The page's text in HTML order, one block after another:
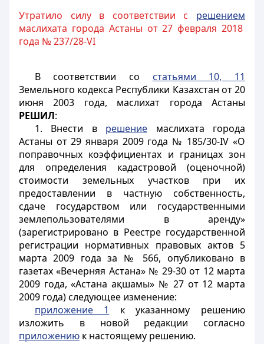
Утратило силу в соответствии с решением
маслихата города Астаны от 27 февраля 2018
года № 237/28-VI
В соответствии со статьями 10, 11
Земельного кодекса Республики Казахстан от 20
июня 2003 года, маслихат города Астаны
РЕШИЛ:
1. Внести в решение маслихата города
Астаны от 29 января 2009 года № 185/30-IV «О
поправочных коэффициентах и границах зон
для определения кадастровой (оценочной)
стоимости земельных участков при их
предоставлении в частную собственность,
сдаче государством или государственными
землепользователями в аренду»
(зарегистрировано в Реестре государственной
регистрации нормативных правовых актов 5
марта 2009 года за № 566, опубликовано в
газетах «Вечерняя Астана» № 29-30 от 12 марта
2009 года, «Астана ақшамы» № 27 от 12 марта
2009 года) следующее изменение:
приложение 1
к указанному решению
изложить в новой редакции согласно
приложению к настоящему решению.